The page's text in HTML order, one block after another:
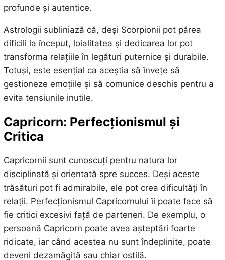
profunde și autentice.
Astrologii subliniază că, deși Scorpionii pot părea
dificili la început, loialitatea și dedicarea lor pot
transforma relațiile în legături puternice și durabile.
Totuși, este esențial ca aceștia să învețe să
gestioneze emoțiile și să comunice deschis pentru a
evita tensiunile inutile.
Capricorn: Perfecționismul și
Critica
Capricornii sunt cunoscuți pentru natura lor
disciplinată și orientată spre succes. Deși aceste
trăsături pot fi admirabile, ele pot crea dificultăți în
relații. Perfecționismul Capricornului îi poate face să
fie critici excesivi față de parteneri. De exemplu, o
persoană Capricorn poate avea așteptări foarte
ridicate, iar când acestea nu sunt îndeplinite, poate
deveni dezamăgită sau chiar ostilă.